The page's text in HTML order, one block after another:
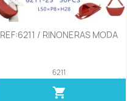
REF:6211 / RINONERAS MODA
6211
shopping_cart